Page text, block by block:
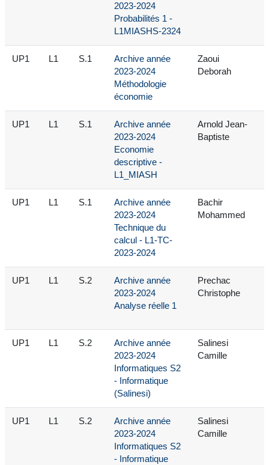
2023-2024
Probabilités 1 -
L1MIASHS-2324
UP1 L1 S.1
Archive année
2023-2024
Méthodologie
économie
Zaoui
Deborah
UP1 L1 S.1
Archive année
2023-2024
Economie
descriptive -
L1_MIASH
Arnold Jean-
Baptiste
UP1 L1 S.1
Archive année
2023-2024
Technique du
calcul - L1-TC-
2023-2024
Bachir
Mohammed
UP1 L1 S.2
Archive année
2023-2024
Analyse réelle 1
Prechac
Christophe
UP1 L1 S.2
Archive année
2023-2024
Informatiques S2
- Informatique
(Salinesi)
Salinesi
Camille
UP1 L1 S.2
Archive année
2023-2024
Informatiques S2
- Informatique
Salinesi
Camille